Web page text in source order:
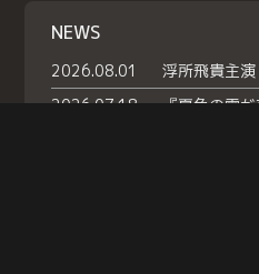
NEWS
2026.08.01
2026.07.18